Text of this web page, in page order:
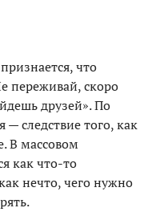
что
переживай, скоро
друзей». По
— следствие того, как
В массовом
как что-то
нечто, чего нужно